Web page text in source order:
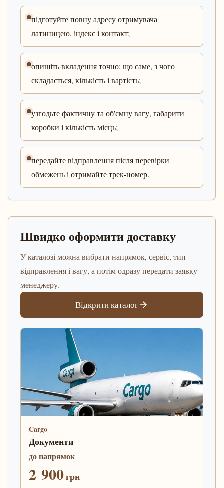
підготуйте повну адресу отримувача
латиницею, індекс і контакт;
опишіть вкладення точно: що саме, з чого
складається, кількість і вартість;
узгодьте фактичну та об'ємну вагу, габарити
коробки і кількість місць;
передайте відправлення після перевірки
обмежень і отримайте трек-номер.
Швидко оформити доставку
У каталозі можна вибрати напрямок, сервіс, тип
відправлення і вагу, а потім одразу передати заявку
менеджеру.
Відкрити каталог
Cargo
Документи
до напрямок
2 900грн